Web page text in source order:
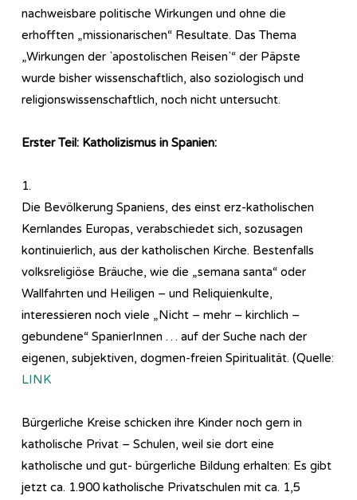
nachweisbare politische Wirkungen und ohne die
erhofften „missionarischen“ Resultate. Das Thema
„Wirkungen der `apostolischen Reisen`“ der Päpste
wurde bisher wissenschaftlich, also soziologisch und
religionswissenschaftlich, noch nicht untersucht.
Erster Teil: Katholizismus in Spanien:
1.
Die Bevölkerung Spaniens, des einst erz-katholischen
Kernlandes Europas, verabschiedet sich, sozusagen
kontinuierlich, aus der katholischen Kirche. Bestenfalls
volksreligiöse Bräuche, wie die „semana santa“ oder
Wallfahrten und Heiligen – und Reliquienkulte,
interessieren noch viele „Nicht – mehr – kirchlich –
gebundene“ SpanierInnen … auf der Suche nach der
eigenen, subjektiven, dogmen-freien Spiritualität. (Quelle:
LINK
Bürgerliche Kreise schicken ihre Kinder noch gern in
katholische Privat – Schulen, weil sie dort eine
katholische und gut- bürgerliche Bildung erhalten: Es gibt
jetzt ca. 1.900 katholische Privatschulen mit ca. 1,5